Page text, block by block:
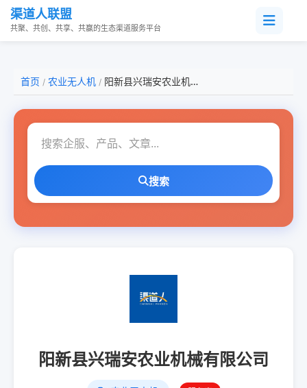
渠道人联盟
共聚、共创、共享、共赢的生态渠道服务平台
首页 / 农业无人机 / 阳新县兴瑞安农业机械有限公司
搜索
阳新县兴瑞安农业机械有限公司